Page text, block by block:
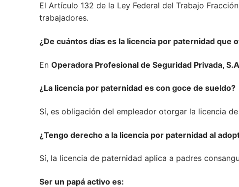
El Artículo 132 de la Ley Federal del Trabajo
trabajadores.
¿De cuántos días es la licencia por paternidad que
En Operadora Profesional de Seguridad Privada,
¿La licencia por paternidad es con goce de sueldo?
Sí, es obligación del empleador otorgar la licencia
¿Tengo derecho a la licencia por paternidad al
Sí, la licencia de paternidad aplica a padres
Ser un papá activo es: